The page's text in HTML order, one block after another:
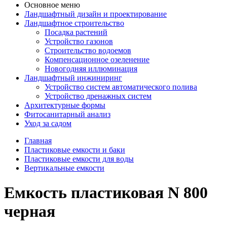
Основное меню
Ландшафтный дизайн и проектирование
Ландшафтное строительство
Посадка растений
Устройство газонов
Строительство водоемов
Компенсационное озеленение
Новогодняя иллюминация
Ландшафтный инжиниринг
Устройство систем автоматического полива
Устройство дренажных систем
Aрхитектурные формы
Фитосанитарный анализ
Уход за садом
Главная
Пластиковые емкости и баки
Пластиковые емкости для воды
Вертикальные емкости
Емкость пластиковая N 800
черная